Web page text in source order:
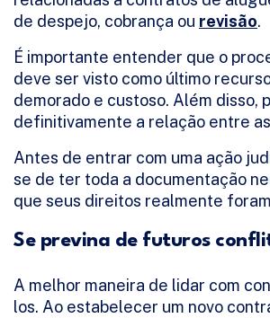
de despejo, cobrança ou revisão.
É importante entender que o
deve ser visto como último
demorado e custoso. Além disso,
definitivamente a relação entre
Antes de entrar com uma ação
se de ter toda a documentação
que seus direitos realmente
Se previna de futuros
A melhor maneira de lidar com
los. Ao estabelecer um novo